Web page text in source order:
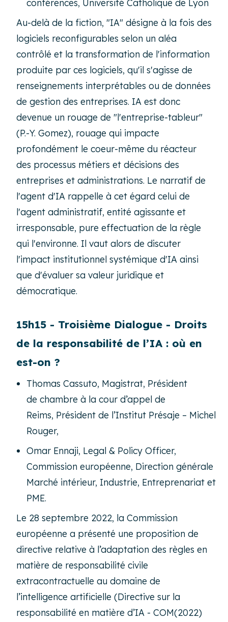
conférences, Université Catholique de Lyon
Au-delà de la fiction, "IA" désigne à la fois des
logiciels reconfigurables selon un aléa
contrôlé et la transformation de l'information
produite par ces logiciels, qu'il s'agisse de
renseignements interprétables ou de données
de gestion des entreprises. IA est donc
devenue un rouage de "l'entreprise-tableur"
(P.-Y. Gomez), rouage qui impacte
profondément le coeur-même du réacteur
des processus métiers et décisions des
entreprises et administrations. Le narratif de
l'agent d'IA rappelle à cet égard celui de
l'agent administratif, entité agissante et
irresponsable, pure effectuation de la règle
qui l'environne. Il vaut alors de discuter
l'impact institutionnel systémique d'IA ainsi
que d'évaluer sa valeur juridique et
démocratique.
15h15 - Troisième Dialogue - Droits
de la responsabilité de l’IA : où en
est-on ?
Thomas Cassuto, Magistrat, Président
de chambre à la cour d’appel de
Reims, Président de l’Institut Présaje – Michel
Rouger,
Omar Ennaji, Legal & Policy Officer,
Commission européenne, Direction générale
Marché intérieur, Industrie, Entreprenariat et
PME.
Le 28 septembre 2022, la Commission
européenne a présenté une proposition de
directive relative à l’adaptation des règles en
matière de responsabilité civile
extracontractuelle au domaine de
l’intelligence artificielle (Directive sur la
responsabilité en matière d’IA - COM(2022)